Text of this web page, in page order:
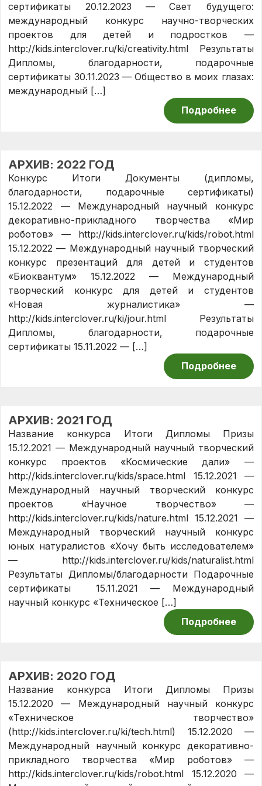
сертификаты 20.12.2023 — Свет будущего:
международный конкурс научно-творческих
проектов для детей и подростков —
http://kids.interclover.ru/ki/creativity.html Результаты
Дипломы, благодарности, подарочные
сертификаты 30.11.2023 — Общество в моих глазах:
международный […]
Подробнее
АРХИВ: 2022 ГОД
Конкурс Итоги Документы (дипломы,
благодарности, подарочные сертификаты)
15.12.2022 — Международный научный конкурс
декоративно-прикладного творчества «Мир
роботов» — http://kids.interclover.ru/kids/robot.html
15.12.2022 — Международный научный творческий
конкурс презентаций для детей и студентов
«Биоквантум» 15.12.2022 — Международный
творческий конкурс для детей и студентов
«Новая журналистика» —
http://kids.interclover.ru/ki/jour.html Результаты
Дипломы, благодарности, подарочные
сертификаты 15.11.2022 — […]
Подробнее
АРХИВ: 2021 ГОД
Название конкурса Итоги Дипломы Призы
15.12.2021 — Международный научный творческий
конкурс проектов «Космические дали» —
http://kids.interclover.ru/kids/space.html 15.12.2021 —
Международный научный творческий конкурс
проектов «Научное творчество» —
http://kids.interclover.ru/kids/nature.html 15.12.2021 —
Международный творческий научный конкурс
юных натуралистов «Хочу быть исследователем»
— http://kids.interclover.ru/kids/naturalist.html
Результаты Дипломы/благодарности Подарочные
сертификаты 15.11.2021 — Международный
научный конкурс «Техническое […]
Подробнее
АРХИВ: 2020 ГОД
Название конкурса Итоги Дипломы Призы
15.12.2020 — Международный научный конкурс
«Техническое творчество»
(http://kids.interclover.ru/ki/tech.html) 15.12.2020 —
Международный научный конкурс декоративно-
прикладного творчества «Мир роботов» —
http://kids.interclover.ru/kids/robot.html 15.12.2020 —